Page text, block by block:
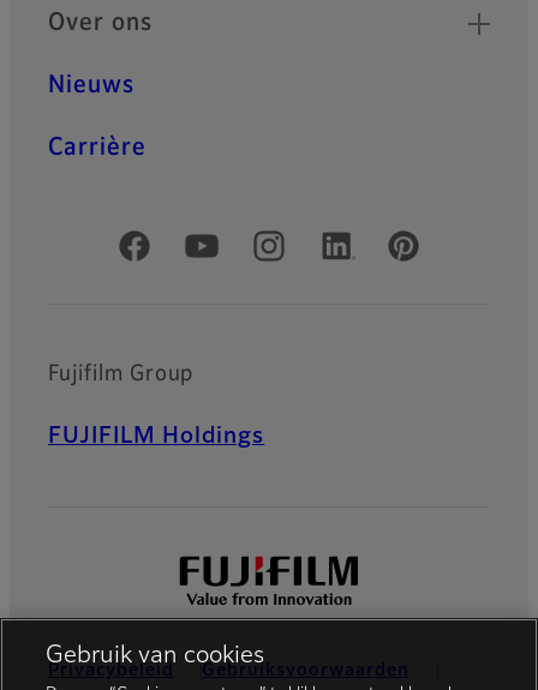
Over ons
Nieuws
Carrière
Officiële sociale media
Fujifilm Group
FUJIFILM Holdings
Privacybeleid Gebruiksvoorwaarden
Gebruik van cookies